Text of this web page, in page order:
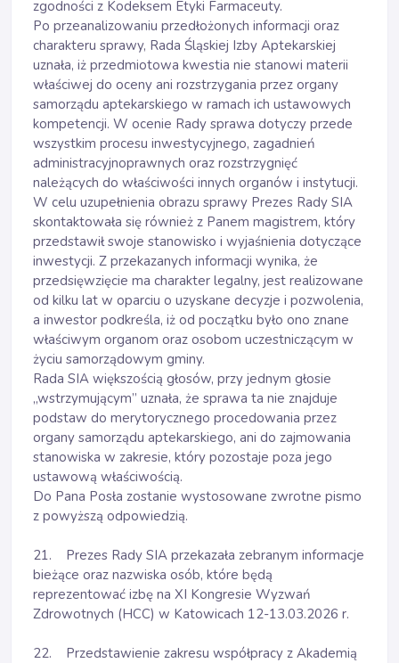
zgodności z Kodeksem Etyki Farmaceuty.
Po przeanalizowaniu przedłożonych informacji oraz
charakteru sprawy, Rada Śląskiej Izby Aptekarskiej
uznała, iż przedmiotowa kwestia nie stanowi materii
właściwej do oceny ani rozstrzygania przez organy
samorządu aptekarskiego w ramach ich ustawowych
kompetencji. W ocenie Rady sprawa dotyczy przede
wszystkim procesu inwestycyjnego, zagadnień
administracyjnoprawnych oraz rozstrzygnięć
należących do właściwości innych organów i instytucji.
W celu uzupełnienia obrazu sprawy Prezes Rady SIA
skontaktowała się również z Panem magistrem, który
przedstawił swoje stanowisko i wyjaśnienia dotyczące
inwestycji. Z przekazanych informacji wynika, że
przedsięwzięcie ma charakter legalny, jest realizowane
od kilku lat w oparciu o uzyskane decyzje i pozwolenia,
a inwestor podkreśla, iż od początku było ono znane
właściwym organom oraz osobom uczestniczącym w
życiu samorządowym gminy.
Rada SIA większością głosów, przy jednym głosie
„wstrzymującym” uznała, że sprawa ta nie znajduje
podstaw do merytorycznego procedowania przez
organy samorządu aptekarskiego, ani do zajmowania
stanowiska w zakresie, który pozostaje poza jego
ustawową właściwością.
Do Pana Posła zostanie wystosowane zwrotne pismo
z powyższą odpowiedzią.
21. Prezes Rady SIA przekazała zebranym informacje
bieżące oraz nazwiska osób, które będą
reprezentować izbę na XI Kongresie Wyzwań
Zdrowotnych (HCC) w Katowicach 12-13.03.2026 r.
22. Przedstawienie zakresu współpracy z Akademią